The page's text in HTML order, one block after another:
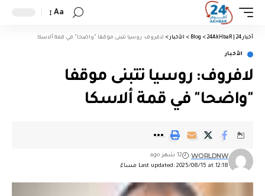
Aa
أخبار 24 | 24AkHbaR >
Blog
> الأخبار > لافروف: روسيا تتبنى موقفا "واضحا" في قمة ألاسكا
الأخبار
لافروف: روسيا تتبنى موقفا
"واضحا" في قمة ألاسكا
Last updated: 2025/08/15 at 12:18 مساءً
WORLDNW 12 شهر ago